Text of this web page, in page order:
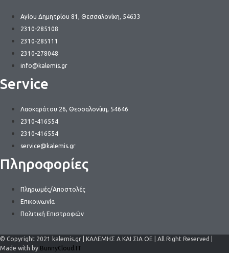
Αγίου Δημητρίου 81, Θεσσαλονίκη, 54633
2310-285108
2310-285111
2310-278048
info@kalemis.gr
Service
Λασκαράτου 26, Θεσσαλονίκη, 54646
2310-416554
2310-416554
service@kalemis.gr
Πληροφορίες
Πληρωμές/Αποστολές
Επικοινωνία
Πολιτική Επιστροφών
© Copyright 2021 kalemis.gr | ΚΑΛΕΜΗΣ Α ΚΑΙ ΣΙΑ ΟΕ | All Right Reserved |
Made with by BunnyCloud.IT